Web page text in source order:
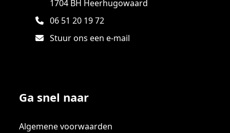
1704 BH Heerhugowaard
06 51 20 19 72
Stuur ons een e-mail
Ga snel naar
Algemene voorwaarden